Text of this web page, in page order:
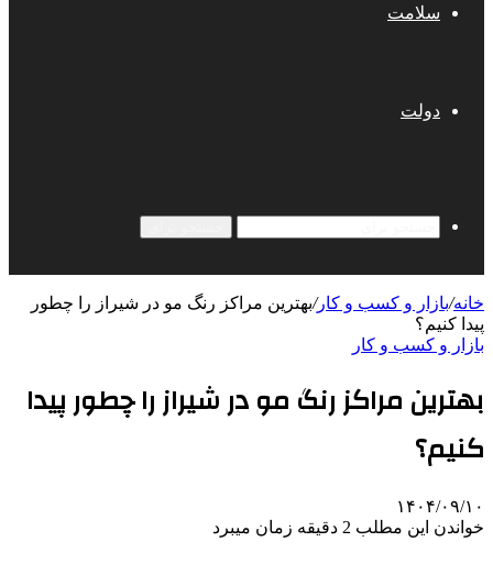
سلامت
دولت
خانه/بازار و کسب و کار/بهترین مراکز رنگ مو در شیراز را چطور
پیدا کنیم؟
بازار و کسب و کار
بهترین مراکز رنگ مو در شیراز را چطور پیدا
کنیم؟
۱۴۰۴/۰۹/۱۰
خواندن این مطلب 2 دقیقه زمان میبرد